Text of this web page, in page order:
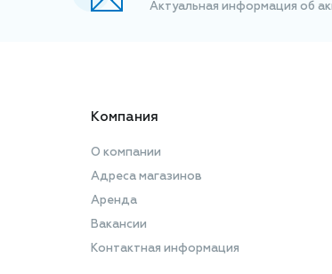
Актуальная информация об
Компания
О компании
Адреса магазинов
Аренда
Вакансии
Контактная информация